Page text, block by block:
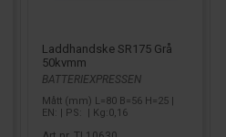
Laddhandske SR175 Grå
50kvmm
BATTERIEXPRESSEN
Mått (mm) L=80 B=56 H=25 |
EN: | PS: | Kg:0,16